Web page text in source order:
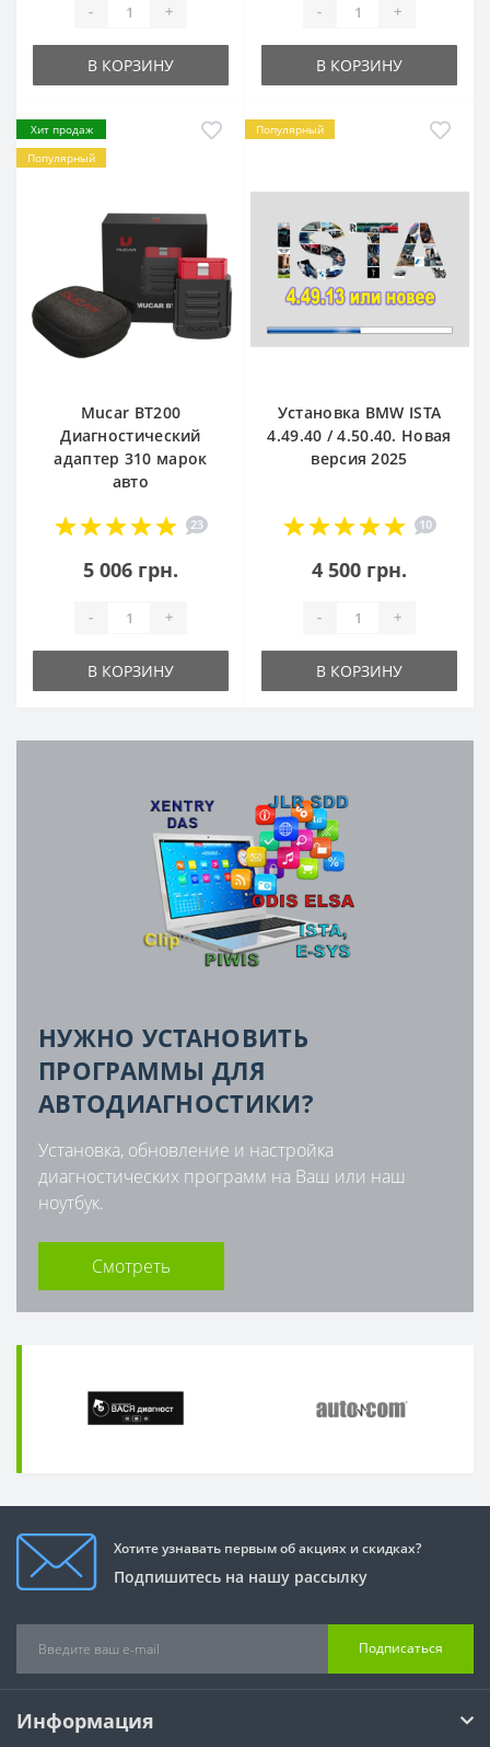
- +
В КОРЗИНУ
- +
В КОРЗИНУ
Хит продаж
Популярный
Mucar BT200
Диагностический
адаптер 310 марок
авто
23
5 006 грн.
- +
В КОРЗИНУ
Популярный
Установка BMW ISTA
4.49.40 / 4.50.40. Новая
версия 2025
10
4 500 грн.
- +
В КОРЗИНУ
НУЖНО УСТАНОВИТЬ
ПРОГРАММЫ ДЛЯ
АВТОДИАГНОСТИКИ?
Установка, обновление и настройка
диагностических программ на Ваш или наш
ноутбук.
Смотреть
Хотите узнавать первым об акциях и скидках?
Подпишитесь на нашу рассылку
Подписаться
Информация